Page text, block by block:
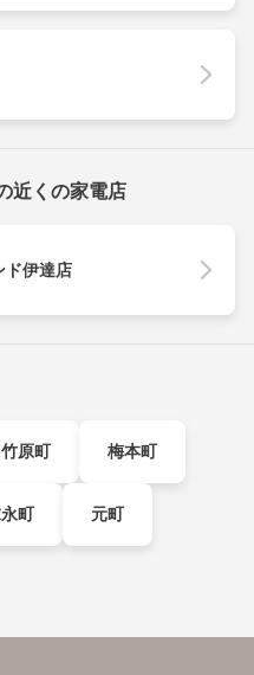
近くの家電店
ド伊達店
竹原町 梅本町
町 元町